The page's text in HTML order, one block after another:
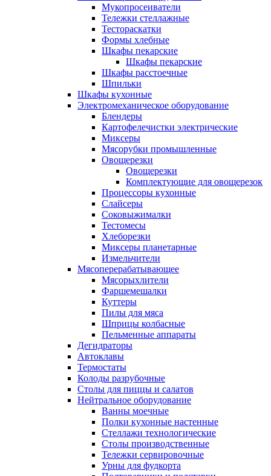
Мукопросеиватели
Тележки стеллажные
Тестораскатки
Формы хлебные
Шкафы пекарские
Шкафы пекарские
Шкафы расстоечные
Шпильки
Шкафы кухонные
Электромеханическое оборудование
Блендеры
Картофелечистки электрические
Миксеры
Мясорубки промышленные
Овощерезки
Овощерезки
Комплектующие для овощерезок
Процессоры кухонные
Слайсеры
Соковыжималки
Тестомесы
Хлеборезки
Миксеры планетарные
Измельчители
Мясоперерабатывающее
Мясорыхлители
Фаршемешалки
Куттеры
Пилы для мяса
Шприцы колбасные
Пельменные аппараты
Дегидраторы
Автоклавы
Термостаты
Колоды разрубочные
Столы для пиццы и салатов
Нейтральное оборудование
Ванны моечные
Полки кухонные настенные
Стеллажи технологические
Столы производственные
Тележки сервировочные
Урны для фудкорта